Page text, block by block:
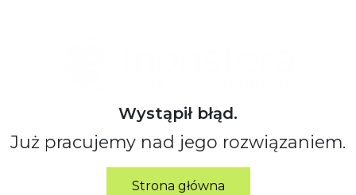
Wystąpił błąd.
Już pracujemy nad jego rozwiązaniem.
Strona główna